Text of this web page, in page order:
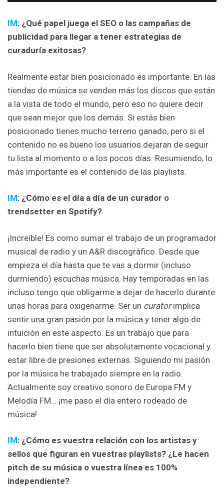
IM: ¿Qué papel juega el SEO o las campañas de
publicidad para llegar a tener estrategias de
curaduría exitosas?
Realmente estar bien posicionado es importante. En las
tiendas de música se venden más los discos que están
a la vista de todo el mundo, pero eso no quiere decir
que sean mejor que los demás. Si estás bien
posicionado tienes mucho terreno ganado, pero si el
contenido no es bueno los usuarios dejaran de seguir
tu lista al momento o a los pocos días. Resumiendo, lo
más importante es el contenido de las playlists.
IM: ¿Cómo es el día a día de un curador o
trendsetter en Spotify?
¡Increíble! Es como sumar el trabajo de un programador
musical de radio y un A&R discográfico. Desde que
empieza el día hasta que te vas a dormir (incluso
durmiendo) escuchas música. Hay temporadas en las
incluso tengo que obligarme a dejar de hacerlo durante
unas horas para oxigenarme. Ser un curatorimplica
sentir una gran pasión por la música y tener algo de
intuición en este aspecto. Es un trabajo que para
hacerlo bien tiene que ser absolutamente vocacional y
estar libre de presiones externas. Siguiendo mi pasión
por la música he trabajado siempre en la radio.
Actualmente soy creativo sonoro de Europa FM y
Melodía FM… ¡me paso el día entero rodeado de
música!
IM: ¿Cómo es vuestra relación con los artistas y
sellos que figuran en vuestras playlists? ¿Le hacen
pitch de su música o vuestra línea es 100%
independiente?